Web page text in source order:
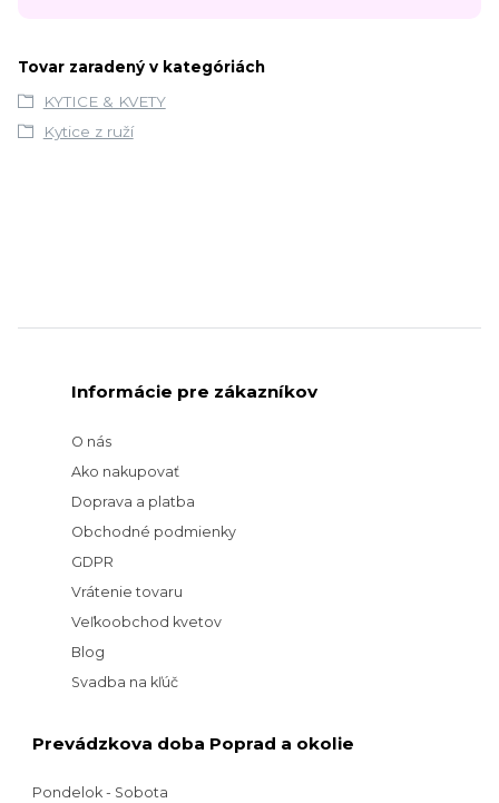
Tovar zaradený v kategóriách
KYTICE & KVETY
Kytice z ruží
Informácie pre zákazníkov
O nás
Ako nakupovať
Doprava a platba
Obchodné podmienky
GDPR
Vrátenie tovaru
Veľkoobchod kvetov
Blog
Svadba na kľúč
Prevádzkova doba Poprad a okolie
Pondelok - Sobota